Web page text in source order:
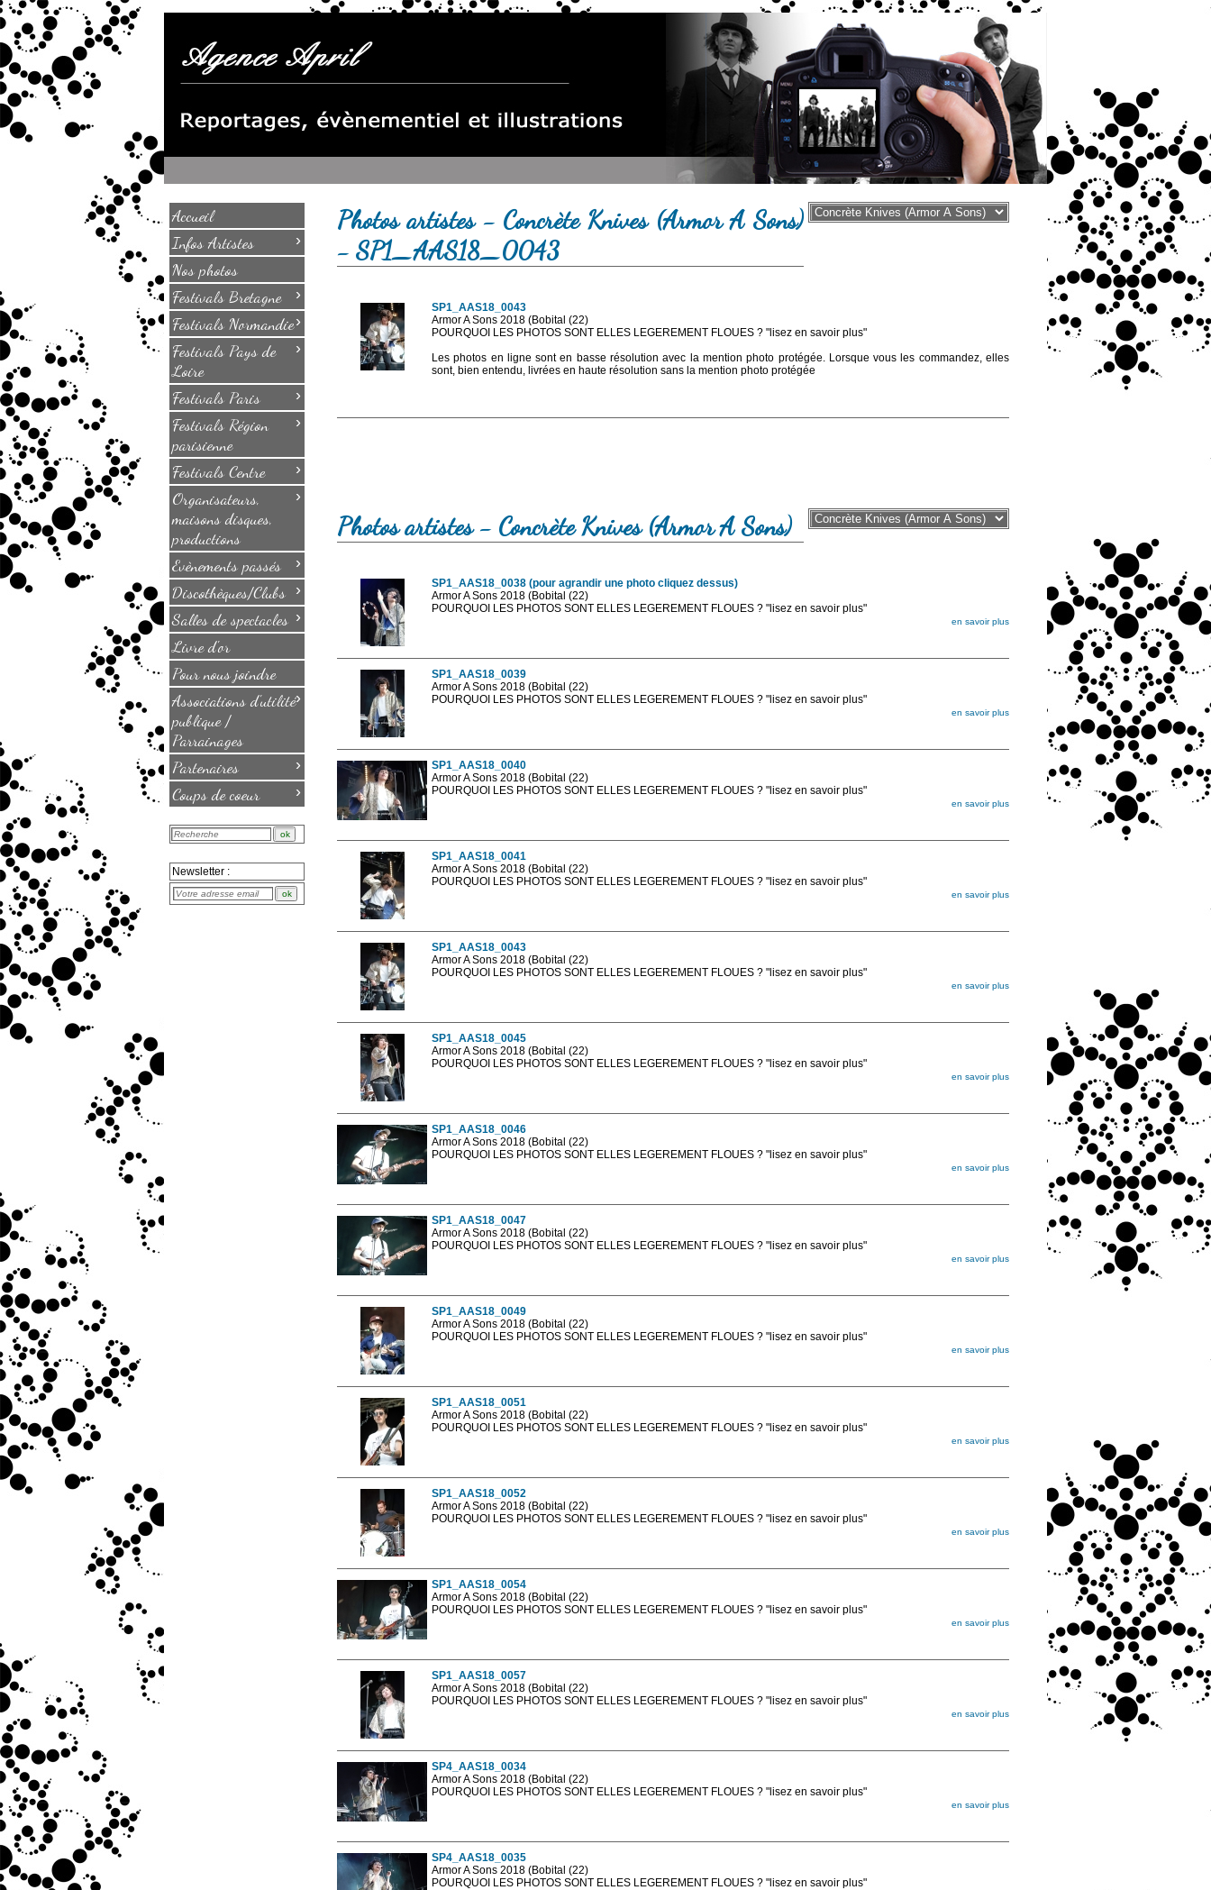
Accueil
Infos Artistes
›
Nos photos
Festivals Bretagne
›
Festivals Normandie›
Festivals Pays de
Loire
›
Festivals Paris ›
Festivals Région
parisienne
›
Festivals Centre ›
Organisateurs,
maisons disques,
productions
›
Evènements passés ›
Discothèques/Clubs ›
Salles de spectacles ›
Livre d'or
Pour nous joindre
Associations d'utilité
publique /
Parrainages
›
Partenaires ›
Coups de coeur ›
Newsletter :
Photos artistes - Concrète Knives (Armor A Sons)
- SP1_AAS18_0043
SP1_AAS18_0043
Armor A Sons 2018 (Bobital (22)
POURQUOI LES PHOTOS SONT ELLES LEGEREMENT FLOUES ? "lisez en savoir plus"
Les photos en ligne sont en basse résolution avec la mention photo protégée. Lorsque vous les commandez, elles
sont, bien entendu, livrées en haute résolution sans la mention photo protégée
Photos artistes - Concrète Knives (Armor A Sons)
SP1_AAS18_0038 (pour agrandir une photo cliquez dessus)
Armor A Sons 2018 (Bobital (22)
POURQUOI LES PHOTOS SONT ELLES LEGEREMENT FLOUES ? "lisez en savoir plus"
en savoir plus
SP1_AAS18_0039
Armor A Sons 2018 (Bobital (22)
POURQUOI LES PHOTOS SONT ELLES LEGEREMENT FLOUES ? "lisez en savoir plus"
en savoir plus
SP1_AAS18_0040
Armor A Sons 2018 (Bobital (22)
POURQUOI LES PHOTOS SONT ELLES LEGEREMENT FLOUES ? "lisez en savoir plus"
en savoir plus
SP1_AAS18_0041
Armor A Sons 2018 (Bobital (22)
POURQUOI LES PHOTOS SONT ELLES LEGEREMENT FLOUES ? "lisez en savoir plus"
en savoir plus
SP1_AAS18_0043
Armor A Sons 2018 (Bobital (22)
POURQUOI LES PHOTOS SONT ELLES LEGEREMENT FLOUES ? "lisez en savoir plus"
en savoir plus
SP1_AAS18_0045
Armor A Sons 2018 (Bobital (22)
POURQUOI LES PHOTOS SONT ELLES LEGEREMENT FLOUES ? "lisez en savoir plus"
en savoir plus
SP1_AAS18_0046
Armor A Sons 2018 (Bobital (22)
POURQUOI LES PHOTOS SONT ELLES LEGEREMENT FLOUES ? "lisez en savoir plus"
en savoir plus
SP1_AAS18_0047
Armor A Sons 2018 (Bobital (22)
POURQUOI LES PHOTOS SONT ELLES LEGEREMENT FLOUES ? "lisez en savoir plus"
en savoir plus
SP1_AAS18_0049
Armor A Sons 2018 (Bobital (22)
POURQUOI LES PHOTOS SONT ELLES LEGEREMENT FLOUES ? "lisez en savoir plus"
en savoir plus
SP1_AAS18_0051
Armor A Sons 2018 (Bobital (22)
POURQUOI LES PHOTOS SONT ELLES LEGEREMENT FLOUES ? "lisez en savoir plus"
en savoir plus
SP1_AAS18_0052
Armor A Sons 2018 (Bobital (22)
POURQUOI LES PHOTOS SONT ELLES LEGEREMENT FLOUES ? "lisez en savoir plus"
en savoir plus
SP1_AAS18_0054
Armor A Sons 2018 (Bobital (22)
POURQUOI LES PHOTOS SONT ELLES LEGEREMENT FLOUES ? "lisez en savoir plus"
en savoir plus
SP1_AAS18_0057
Armor A Sons 2018 (Bobital (22)
POURQUOI LES PHOTOS SONT ELLES LEGEREMENT FLOUES ? "lisez en savoir plus"
en savoir plus
SP4_AAS18_0034
Armor A Sons 2018 (Bobital (22)
POURQUOI LES PHOTOS SONT ELLES LEGEREMENT FLOUES ? "lisez en savoir plus"
en savoir plus
SP4_AAS18_0035
Armor A Sons 2018 (Bobital (22)
POURQUOI LES PHOTOS SONT ELLES LEGEREMENT FLOUES ? "lisez en savoir plus"